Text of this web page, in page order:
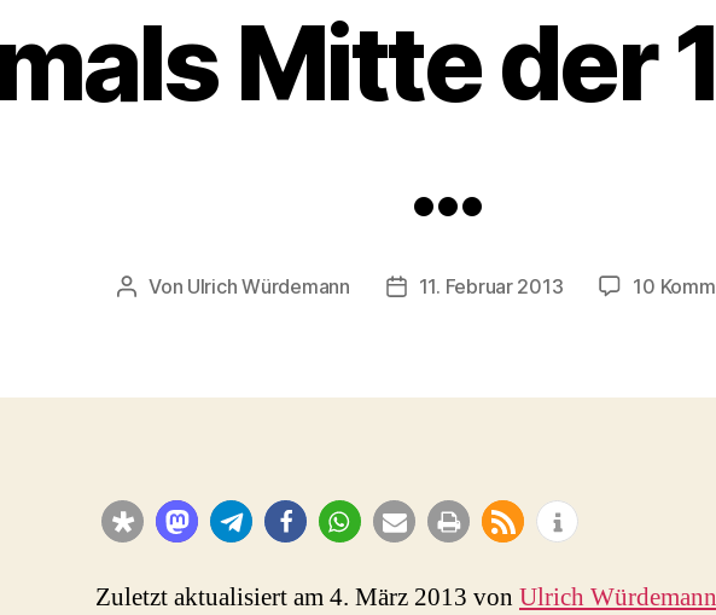
Mitte der
…
Beitragsautor
Von Ulrich Würdemann Beitragsdatum
11. Februar 2013 10
Zuletzt aktualisiert am 4. März 2013 von Ulrich Würdemann